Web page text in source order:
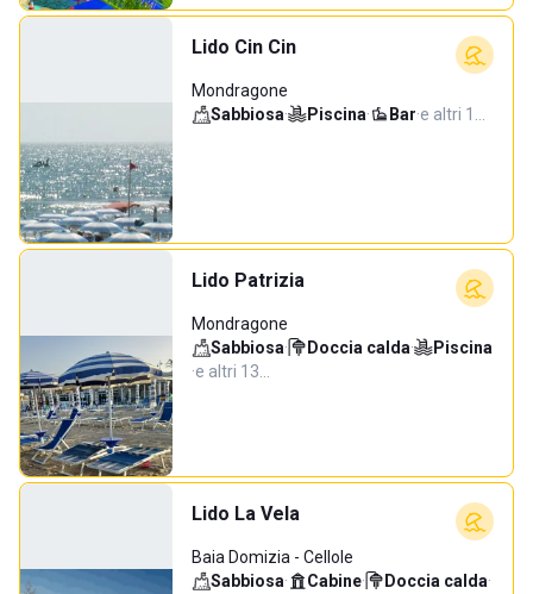
Lido Cin Cin
Mondragone
Sabbiosa· Piscina· Bar·e altri 1…
Lido Patrizia
Mondragone
Sabbiosa· Doccia calda·
Piscina
·e altri 13…
Lido La Vela
Baia Domizia - Cellole
Sabbiosa· Cabine· Doccia calda·